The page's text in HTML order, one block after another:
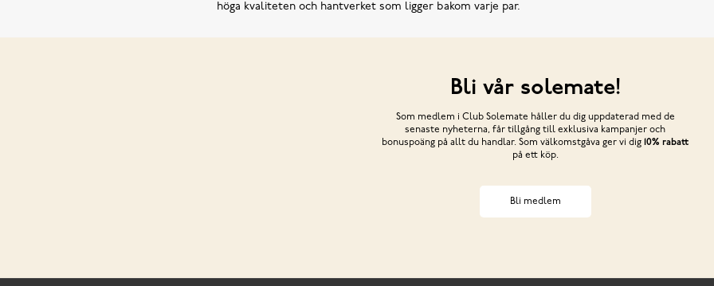
höga kvaliteten och hantverket som ligger bakom varje par.
Bli vår solemate!
Som medlem i Club Solemate håller du dig uppdaterad med de
senaste nyheterna, får tillgång till exklusiva kampanjer och
bonuspoäng på allt du handlar. Som välkomstgåva ger vi dig 10% rabatt
på ett köp.
Bli medlem